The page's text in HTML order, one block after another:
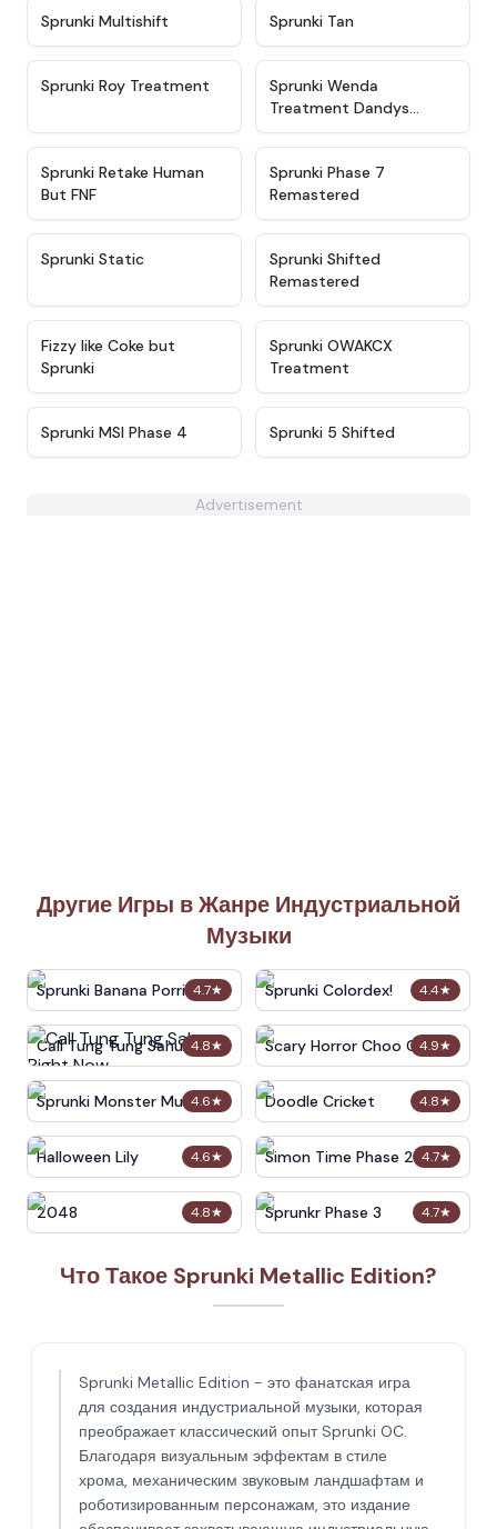
Sprunki Multishift Sprunki Tan
★ 4.6
Sprunki Roy Treatment
Sprunki Wenda
Treatment Dandys
World Style
★ 4.4
Sprunki Retake Human
But FNF
Sprunki Phase 7
Remastered
Sprunki Static
Sprunki Shifted
Remastered
Fizzy like Coke but
Sprunki
Sprunki OWAKCX
Treatment
★
Sprunki MSI Phase 4 Sprunki 5 Shifted
Advertisement
Другие Игры в Жанре Индустриальной
Музыки
4.7★
Sprunki Banana Porridge
Remix
4.4★
Sprunki Colordex!
4.8★
Call Tung Tung Sahur Right
Now
4.9★
Scary Horror Choo Choo
Game
4.6★
Sprunki Monster Music
Beats
4.8★
Doodle Cricket
4.6★
Halloween Lily 4.7★
Simon Time Phase 2
4.8★
2048 4.7★
Sprunkr Phase 3
Что Такое Sprunki Metallic Edition?
Sprunki Metallic Edition - это фанатская игра
для создания индустриальной музыки, которая
преображает классический опыт Sprunki OC.
Благодаря визуальным эффектам в стиле
хрома, механическим звуковым ландшафтам и
роботизированным персонажам, это издание